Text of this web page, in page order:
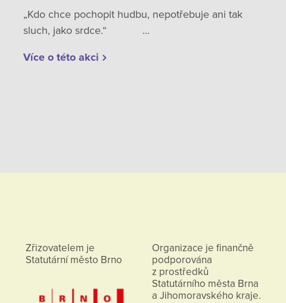
„Kdo chce pochopit hudbu, nepotřebuje ani tak
sluch, jako srdce.“ ...
Více o této akci
Zřizovatelem je
Statutární město Brno
Organizace je finančně
podporována
z prostředků
Statutárního města Brna
a Jihomoravského kraje.